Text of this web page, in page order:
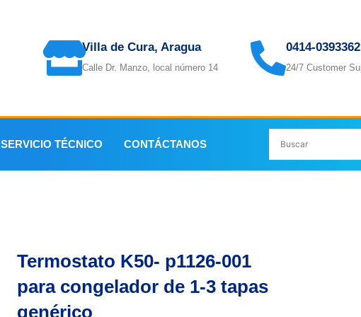
Villa de Cura, Aragua
Calle Dr. Manzo, local número 14
0414-0393362
24/7 Customer
SERVICIO TÉCNICO CONTÁCTANOS
Termostato K50- p1126-001
para congelador de 1-3 tapas
genérico